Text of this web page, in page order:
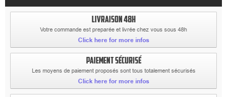
LIVRAISON 48H
Votre commande est preparée et livrée chez vous sous 48h
Click here for more infos
PAIEMENT SÉCURISÉ
Les moyens de paiement proposés sont tous totalement sécurisés
Click here for more infos